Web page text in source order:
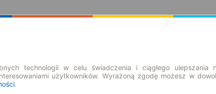
technologii w celu świadczenia i ciągłego ulepszania
użytkowników. Wyrażoną zgodę możesz w
.